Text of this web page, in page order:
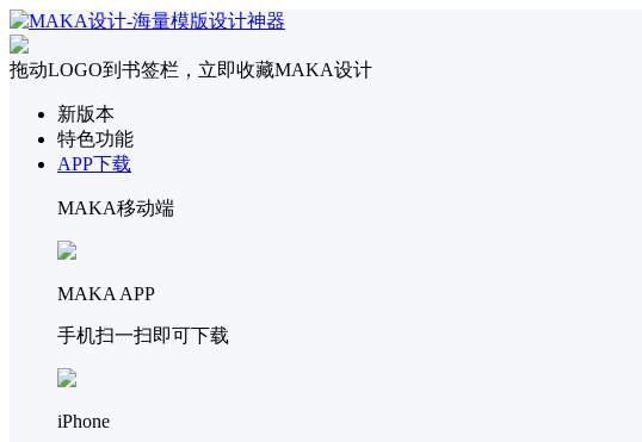
拖动LOGO到书签栏，立即收藏MAKA设计
新版本
特色功能
APP下载
MAKA移动端
MAKA APP
手机扫一扫即可下载
iPhone